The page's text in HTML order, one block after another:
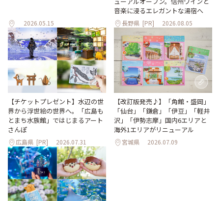
2026.05.15
音楽に浸るエレガントな湯宿へ
長野県 [PR] 2026.08.05
【チケットプレゼント】水辺の世
界から浮世絵の世界へ。「広島も
とまち水族館」ではじまるアート
さんぽ
広島県 [PR] 2026.07.31
【改訂版発売♪】「角館・盛岡」
「仙台」「鎌倉」「伊豆」「軽井
沢」「伊勢志摩」国内6エリアと
海外1エリアがリニューアル
宮城県 2026.07.09